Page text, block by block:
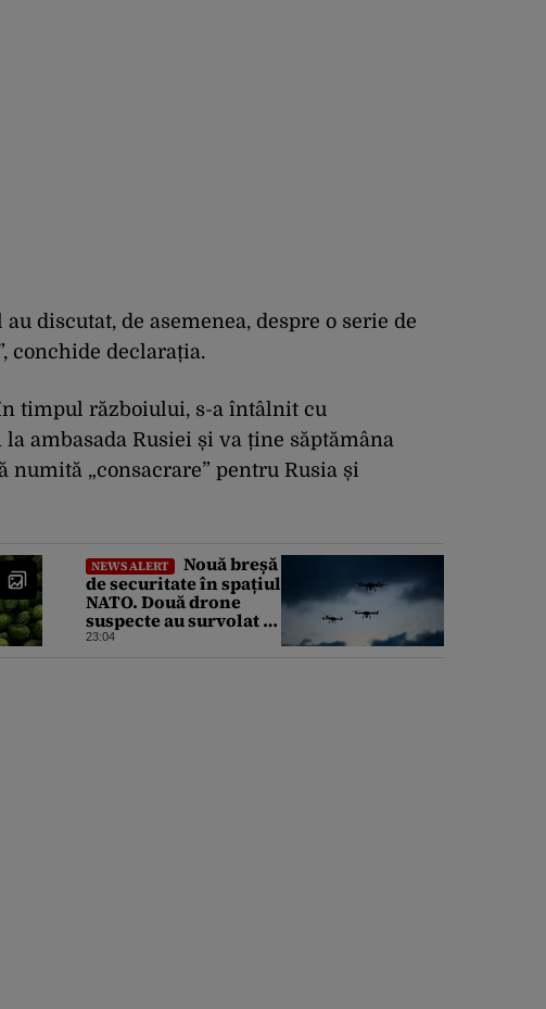
discutat, de asemenea, despre o serie de
conchide declarația.
timpul războiului, s-a întâlnit cu
ambasada Rusiei și va ține săptămâna
„consacrare” pentru Rusia și
NEWS ALERT
Nouă breșă
de securitate în spațiul
NATO. Două drone
suspecte au survolat o
bază militară din
23:04